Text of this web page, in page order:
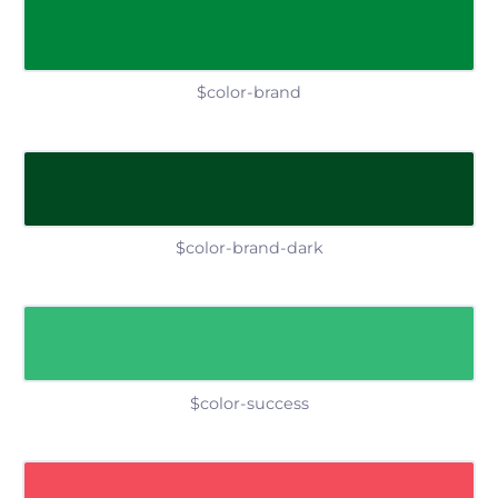
$color-brand
$color-brand-dark
$color-success